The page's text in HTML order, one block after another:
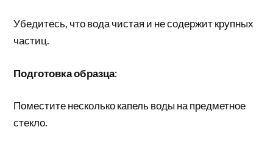
Убедитесь, что вода чистая и не содержит крупных
частиц.
Подготовка образца:
Поместите несколько капель воды на предметное
стекло.